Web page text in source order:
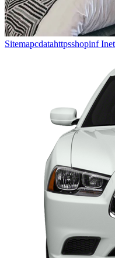
Sitemapcdatahttpsshopinf